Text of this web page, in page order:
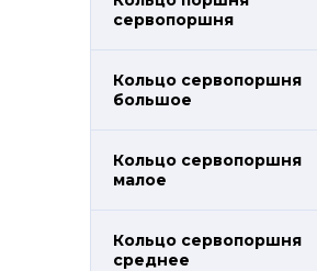
сервопоршня
Кольцо сервопоршня
большое
Кольцо сервопоршня
малое
Кольцо сервопоршня
среднее